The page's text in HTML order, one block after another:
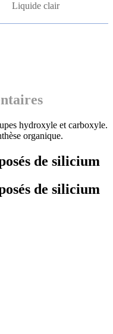
Liquide clair
hydroxyle et carboxyle.
organique.
de silicium
de silicium